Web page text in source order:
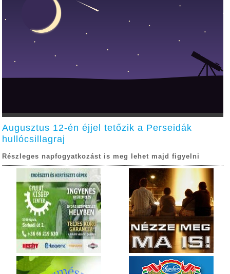
Augusztus 12-én éjjel tetőzik a Perseidák
hullócsillagraj
Részleges napfogyatkozást is meg lehet majd figyelni